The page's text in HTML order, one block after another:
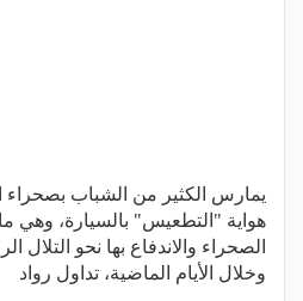
يمارس الكثير من الشباب بصحراء
هواية "التطعيس" بالسيارة، وهي
الصحراء والاندفاع بها نحو
وخلال الأيام الماضية، تداول رواد